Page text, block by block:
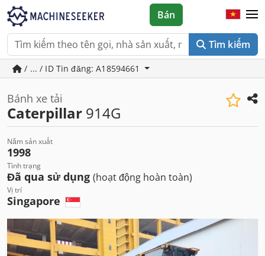
Tìm kiếm
Bán
/ ... / ID Tin đăng: A18594661
Bánh xe tải
Caterpillar 914G
Năm sản xuất
1998
Tình trạng
Đã qua sử dụng (hoạt động hoàn toàn)
Vị trí
Singapore